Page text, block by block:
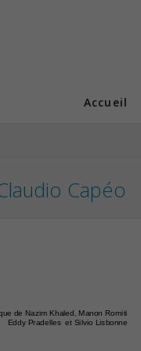
Accueil
Capéo
de Nazim Khaled, Manon Romiti
Eddy Pradelles  et Silvio Lisbonne